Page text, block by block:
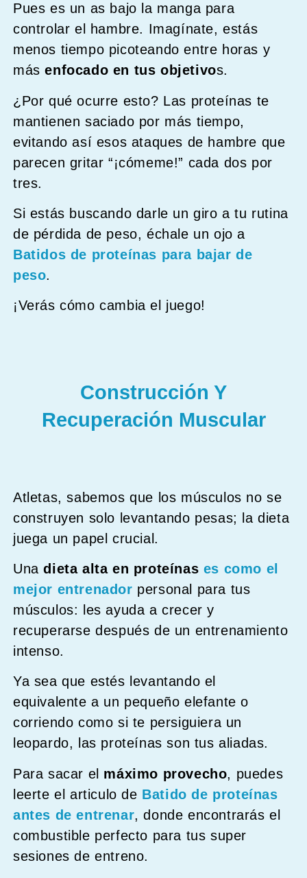
Pues es un as bajo la manga para
controlar el hambre. Imagínate, estás
menos tiempo picoteando entre horas y
másenfocado en tus objetivos.
¿Por qué ocurre esto? Las proteínas te
mantienen saciado por más tiempo,
evitando así esos ataques de hambre que
parecen gritar “¡cómeme!” cada dos por
tres.
Si estás buscando darle un giro a tu rutina
de pérdida de peso, échale un ojo a
Batidos de proteínas para bajar de
peso.
¡Verás cómo cambia el juego!
Construcción Y
Recuperación Muscular
Atletas, sabemos que los músculos no se
construyen solo levantando pesas; la dieta
juega un papel crucial.
Una dieta alta en proteínas es como el
mejor entrenador personal para tus
músculos: les ayuda a crecer y
recuperarse después de un entrenamiento
intenso.
Ya sea que estés levantando el
equivalente a un pequeño elefante o
corriendo como si te persiguiera un
leopardo, las proteínas son tus aliadas.
Para sacar el máximo provecho, puedes
leerte el articulo de Batido de proteínas
antes de entrenar, donde encontrarás el
combustible perfecto para tus super
sesiones de entreno.